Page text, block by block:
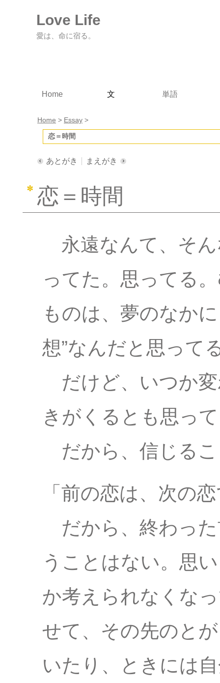
恋＝時間
永遠なんて、そ
ってた。思ってる
ものは、夢のなか
想”なんだと思って
だけど、いつか
きがくるとも思っ
だから、信じる
「前の恋は、次の
だから、終わっ
うことはない。思
か考えられなくな
せて、その先のと
いたり、ときには
Love Life
愛は、命に宿る。
Home 文 単語
Home > Essay >
恋＝時間
あとがき まえがき